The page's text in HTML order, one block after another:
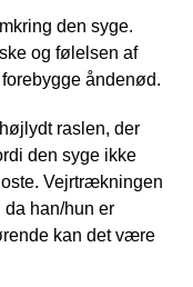
den syge.
og følelsen af
åndenød.
raslen, der
den syge ikke
Vejrtrækningen
han/hun er
kan det være